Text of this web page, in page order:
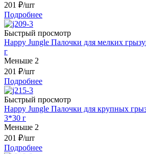
201 ₽/шт
Подробнее
Быстрый просмотр
Happy Jungle Палочки для мелких
г
Меньше 2
201 ₽/шт
Подробнее
Быстрый просмотр
Happy Jungle Палочки для крупных
3*30 г
Меньше 2
201 ₽/шт
Подробнее